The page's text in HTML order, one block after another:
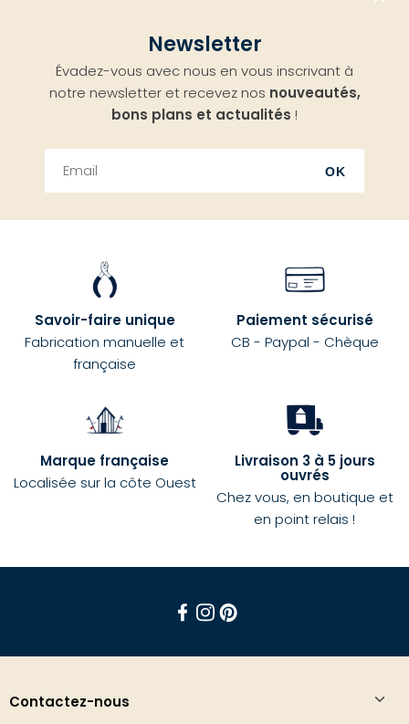
Newsletter
Évadez-vous avec nous en vous inscrivant à
notre newsletter et recevez nos nouveautés,
bons plans et actualités !
OK
Savoir-faire unique
Fabrication manuelle et
française
Paiement sécurisé
CB - Paypal - Chèque
Marque française
Localisée sur la côte Ouest
Livraison 3 à 5 jours
ouvrés
Chez vous, en boutique et
en point relais !
Contactez-nous